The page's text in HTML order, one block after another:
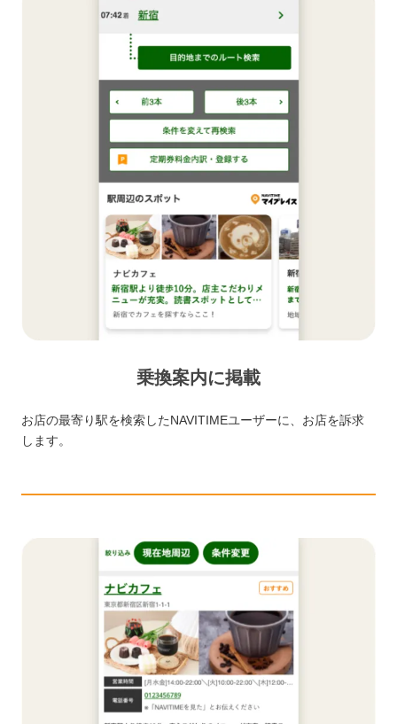
乗換案内に掲載
お店の最寄り駅を検索したNAVITIMEユーザーに、お店を訴求
します。